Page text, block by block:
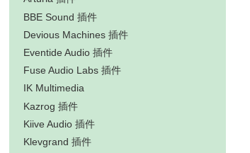
BBE Sound 插件
Devious Machines 插件
Eventide Audio 插件
Fuse Audio Labs 插件
IK Multimedia
Kazrog 插件
Kiive Audio 插件
Klevgrand 插件